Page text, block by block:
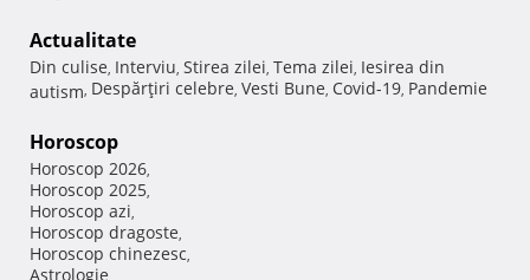
Actualitate
Din culise, Interviu, Stirea zilei, Tema zilei, Iesirea din
autism, Despărţiri celebre, Vesti Bune, Covid-19, Pandemie
Horoscop
Horoscop 2026,
Horoscop 2025,
Horoscop azi,
Horoscop dragoste,
Horoscop chinezesc,
Astrologie